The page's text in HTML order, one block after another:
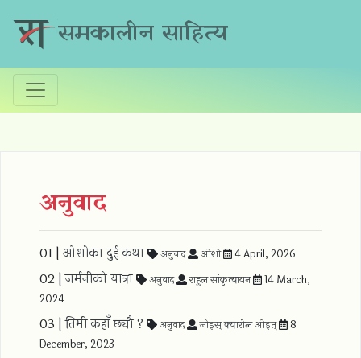
समकालीन साहित्य
अनुवाद
01 | ओशोका दुई कथा अनुवाद ओशो 4 April, 2026
02 |जर्मनीको यात्रा अनुवाद राहुल सांकृत्यायन
14 March,
2024
03 |तिमी कहाँ छ्यौ ? अनुवाद जोइस् क्यारोल ओइत्
8
December, 2023